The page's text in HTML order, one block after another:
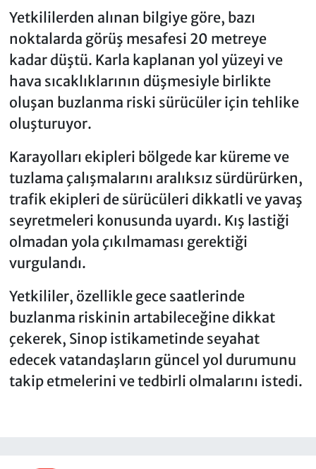
Yetkililerden alınan bilgiye göre, bazı
noktalarda görüş mesafesi 20 metreye
kadar düştü. Karla kaplanan yol yüzeyi ve
hava sıcaklıklarının düşmesiyle birlikte
oluşan buzlanma riski sürücüler için tehlike
oluşturuyor.
Karayolları ekipleri bölgede kar küreme ve
tuzlama çalışmalarını aralıksız sürdürürken,
trafik ekipleri de sürücüleri dikkatli ve yavaş
seyretmeleri konusunda uyardı. Kış lastiği
olmadan yola çıkılmaması gerektiği
vurgulandı.
Yetkililer, özellikle gece saatlerinde
buzlanma riskinin artabileceğine dikkat
çekerek, Sinop istikametinde seyahat
edecek vatandaşların güncel yol durumunu
takip etmelerini ve tedbirli olmalarını istedi.